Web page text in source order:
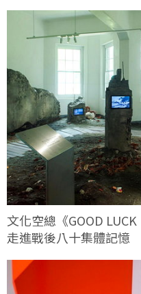
文化空總《GOOD
走進戰後八十集體記憶